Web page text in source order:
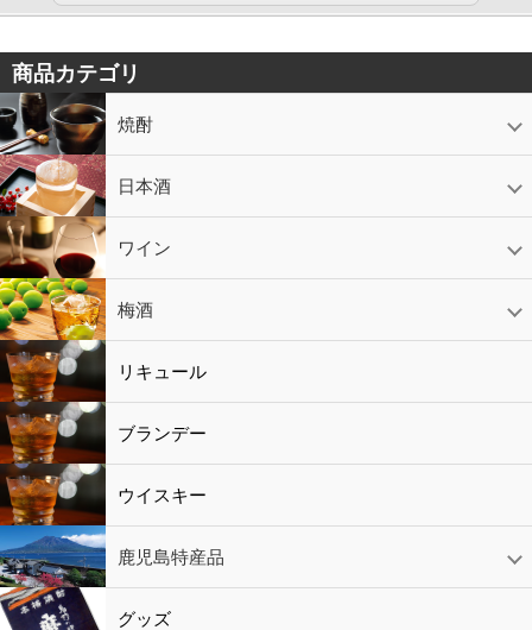
商品カテゴリ
焼酎
芋焼酎
かめ壷入り焼酎
黒糖焼酎
米焼酎
麦焼酎
そば焼酎
泡盛
とうもろこし焼酎
ギフトコーナー
セットコーナー
益々繁盛
鹿児島限定 日本酒
日本酒
スパークリング
ギフト ワイン
赤ワイン
白ワイン
ロゼワイン
スパークリング
シャンパン 梅酒
梅酒
シャンパン
リキュール リキュール
ブランデー
ウイスキー
鹿児島特産品
黒酢・酢
水
鹿児島特産品
おつまみ グッズ